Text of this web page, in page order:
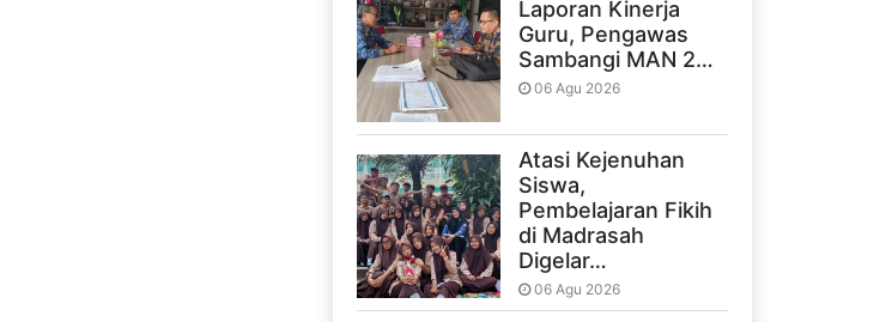
Laporan Kinerja
Guru, Pengawas
Sambangi MAN 2…
06 Agu 2026
Atasi Kejenuhan
Siswa,
Pembelajaran Fikih
di Madrasah
Digelar…
06 Agu 2026